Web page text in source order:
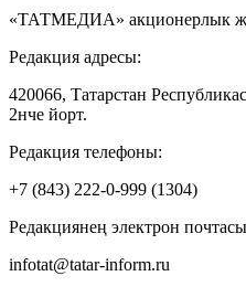
«ТАТМЕДИА» акционерлык
Редакция адресы:
420066, Татарстан
2нче йорт.
Редакция телефоны:
+7 (843) 222-0-999 (1304)
Редакциянең электрон
infotat@tatar-inform.ru